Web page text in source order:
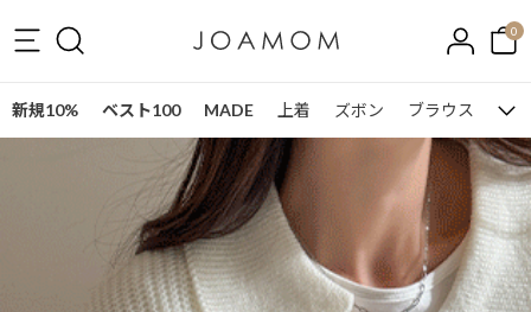
0
新規10% ベスト100 MADE 上着 ズボン ブラウス ワ